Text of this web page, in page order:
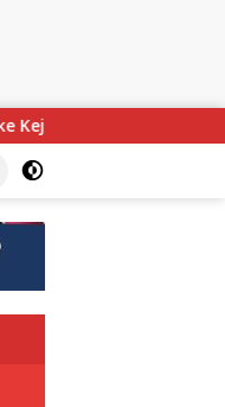
Delapan Program